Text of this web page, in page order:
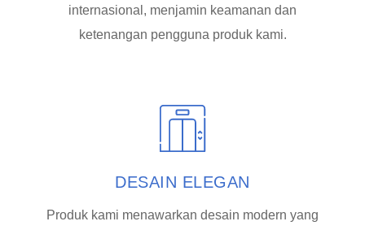
internasional, menjamin keamanan dan
ketenangan pengguna produk kami.
DESAIN ELEGAN
Produk kami menawarkan desain modern yang